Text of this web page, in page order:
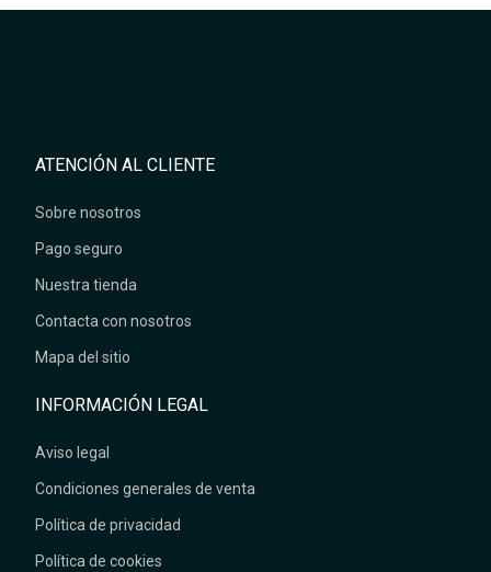
ATENCIÓN AL CLIENTE
Sobre nosotros
Pago seguro
Nuestra tienda
Contacta con nosotros
Mapa del sitio
INFORMACIÓN LEGAL
Aviso legal
Condiciones generales de venta
Política de privacidad
Política de cookies